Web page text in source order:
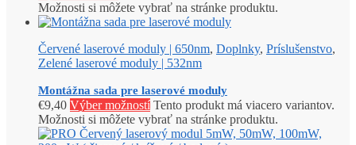
Možnosti si môžete vybrať na stránke produktu.
Červené laserové moduly | 650nm, Doplnky, Príslušenstvo,
Zelené laserové moduly | 532nm
Montážna sada pre laserové moduly
€9,40 Výber možností Tento produkt má viacero variantov.
Možnosti si môžete vybrať na stránke produktu.